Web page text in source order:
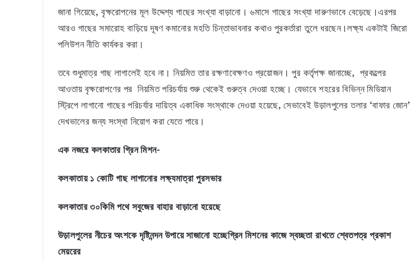
জানা গিয়েছে, বৃক্ষরোপনের মূল উদ্দেশ্য গাছের সংখ্যা বাড়ানো। ৬মাসে গাছের সংখ্যা দারুণভাবে বেড়েছে।এরপর
আরও গাছের সমারোহ বাড়িয়ে দূষণ কমানোর মহতি চিন্তাভাবনার কথাও পুরকর্তারা তুলে ধরছেন।লক্ষ্য একটাই জিরো
পলিউশন নীতি কার্যকর করা।
তবে শুধুমাত্র গাছ লাগালেই হবে না। নিয়মিত তার রক্ষণাবেক্ষণও প্রয়োজন। পুর কর্তৃপক্ষ জানাচ্ছে, প্রকল্পের
আওতায় বৃক্ষরোপণের পর নিয়মিত পরিচর্যায় শুরু থেকেই গুরুত্ব দেওয়া হচ্ছে। যেভাবে শহরের বিভিন্ন মিডিয়ান
স্ট্রিপে লাগানো গাছের পরিচর্যার দায়িত্ব একাধিক সংস্থাকে দেওয়া হয়েছে, সেভাবেই উড়ালপুলের তলার ‘বাফার জোন’
দেখভালের জন্য সংস্থা নিয়োগ করা যেতে পারে।
এক নজরে কলকাতার গ্রিন মিশন-
কলকাতায় ১ কোটি গাছ লাগানোর লক্ষ্যমাত্রা পুরসভার
কলকাতার ৩০কিমি পথে সবুজের বাহার বাড়ানো হয়েছে
উড়ালপুলের নীচের অংশকে দৃষ্টিনন্দন উপায়ে সাজানো হচ্ছেগ্রিন মিশনের কাজে স্বচ্ছতা রাখতে শ্বেতপত্র প্রকাশ
মেয়রের